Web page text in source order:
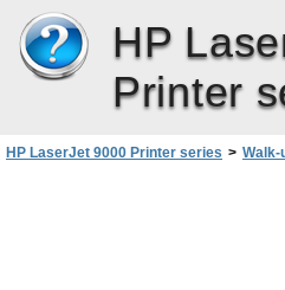
HP
Printer
HP LaserJet 9000 Printer series > Walk-